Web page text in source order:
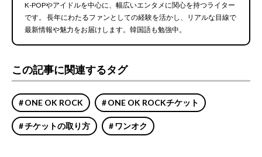
K-POPやアイドルを中心に、幅広いエンタメに関心を持つライター
です。 長年にわたるファンとしての経験を活かし、リアルな目線で
最新情報や魅力をお届けします。韓国語も勉強中。
この記事に関連するタグ
ONE OK ROCK ONE OK ROCKチケット
チケットの取り方 ワンオク